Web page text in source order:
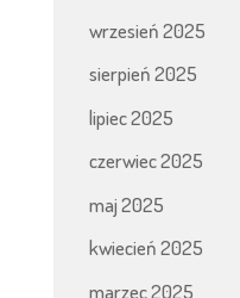
wrzesień 2025
sierpień 2025
lipiec 2025
czerwiec 2025
maj 2025
kwiecień 2025
marzec 2025